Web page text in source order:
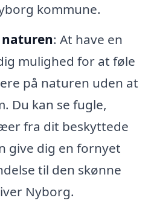
kommune.
naturen: At have en
mulighed for at føle
på naturen uden at
Du kan se fugle,
fra dit beskyttede
give dig en fornyet
til den skønne
Nyborg.